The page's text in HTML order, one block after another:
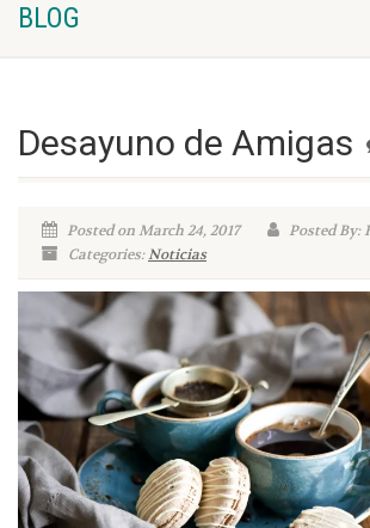
BLOG
Desayuno de Amigas
Posted on March 24, 2017
Posted By:
Categories:Noticias